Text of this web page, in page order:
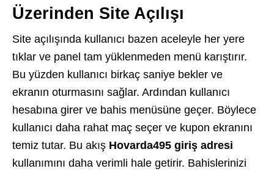
Üzerinden Site Açılışı
Site açılışında kullanıcı bazen aceleyle her yere
tıklar ve panel tam yüklenmeden menü karıştırır.
Bu yüzden kullanıcı birkaç saniye bekler ve
ekranın oturmasını sağlar. Ardından kullanıcı
hesabına girer ve bahis menüsüne geçer. Böylece
kullanıcı daha rahat maç seçer ve kupon ekranını
temiz tutar. Bu akış Hovarda495 giriş adresi
kullanımını daha verimli hale getirir. Bahislerinizi